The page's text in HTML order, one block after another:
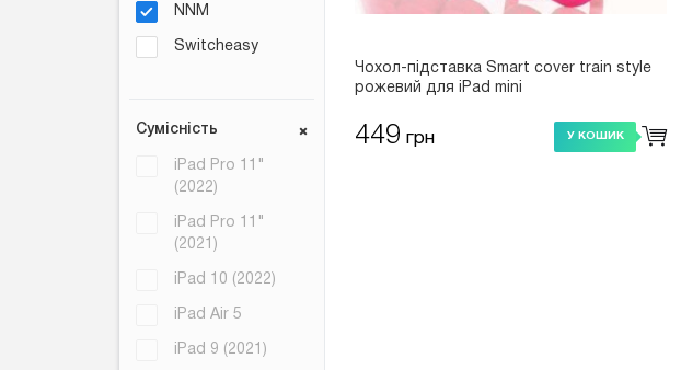
NNM
Switcheasy
Сумісність
iPad Pro 11"
(2022)
iPad Pro 11"
(2021)
iPad 10 (2022)
iPad Air 5
iPad 9 (2021)
Чохол-підставка Smart cover train style
рожевий для iPad mini
449 грн У КОШИК